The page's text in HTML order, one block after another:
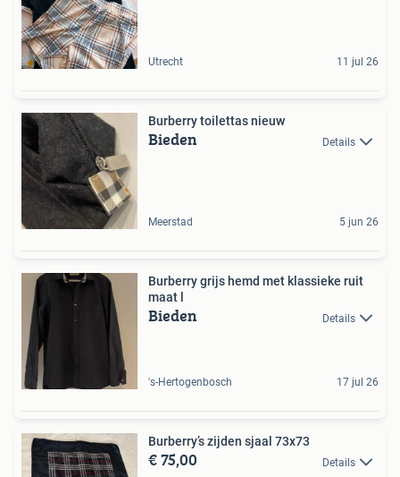
Utrecht 11 jul 26
Burberry toilettas nieuw
Bieden Details
Meerstad 5 jun 26
Burberry grijs hemd met klassieke ruit
maat l
Bieden Details
's-Hertogenbosch 17 jul 26
Burberry’s zijden sjaal 73x73
€ 75,00 Details